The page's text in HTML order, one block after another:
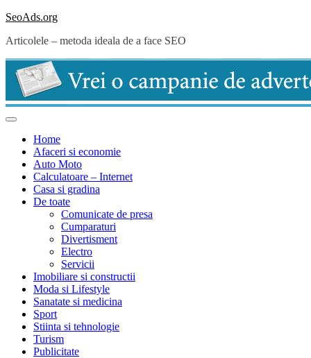
Skip
content
SeoAds.org
Articolele – metoda ideala de a face SEO
Home
Afaceri si economie
Auto Moto
Calculatoare – Internet
Casa si gradina
De toate
Comunicate de presa
Cumparaturi
Divertisment
Electro
Servicii
Imobiliare si constructii
Moda si Lifestyle
Sanatate si medicina
Sport
Stiinta si tehnologie
Turism
Publicitate